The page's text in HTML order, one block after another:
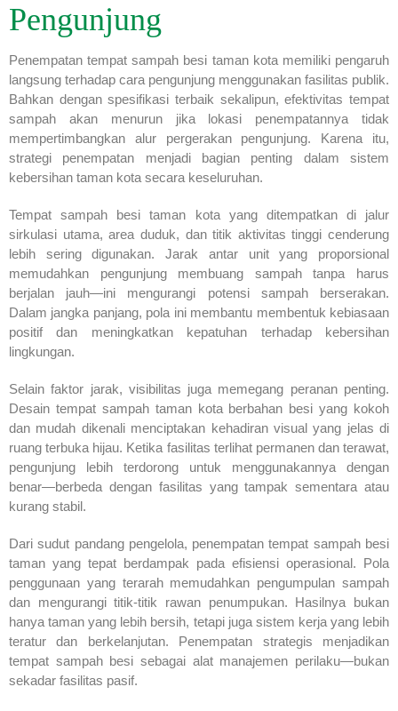
Pengunjung
Penempatan tempat sampah besi taman kota memiliki pengaruh
langsung terhadap cara pengunjung menggunakan fasilitas publik.
Bahkan dengan spesifikasi terbaik sekalipun, efektivitas tempat
sampah akan menurun jika lokasi penempatannya tidak
mempertimbangkan alur pergerakan pengunjung. Karena itu,
strategi penempatan menjadi bagian penting dalam sistem
kebersihan taman kota secara keseluruhan.
Tempat sampah besi taman kota yang ditempatkan di jalur
sirkulasi utama, area duduk, dan titik aktivitas tinggi cenderung
lebih sering digunakan. Jarak antar unit yang proporsional
memudahkan pengunjung membuang sampah tanpa harus
berjalan jauh—ini mengurangi potensi sampah berserakan.
Dalam jangka panjang, pola ini membantu membentuk kebiasaan
positif dan meningkatkan kepatuhan terhadap kebersihan
lingkungan.
Selain faktor jarak, visibilitas juga memegang peranan penting.
Desain tempat sampah taman kota berbahan besi yang kokoh
dan mudah dikenali menciptakan kehadiran visual yang jelas di
ruang terbuka hijau. Ketika fasilitas terlihat permanen dan terawat,
pengunjung lebih terdorong untuk menggunakannya dengan
benar—berbeda dengan fasilitas yang tampak sementara atau
kurang stabil.
Dari sudut pandang pengelola, penempatan tempat sampah besi
taman yang tepat berdampak pada efisiensi operasional. Pola
penggunaan yang terarah memudahkan pengumpulan sampah
dan mengurangi titik-titik rawan penumpukan. Hasilnya bukan
hanya taman yang lebih bersih, tetapi juga sistem kerja yang lebih
teratur dan berkelanjutan. Penempatan strategis menjadikan
tempat sampah besi sebagai alat manajemen perilaku—bukan
sekadar fasilitas pasif.